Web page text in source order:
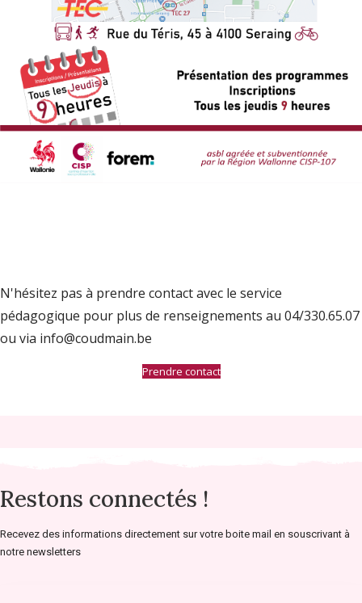
N'hésitez pas à prendre contact avec le service
pédagogique pour plus de renseignements au 04/330.65.07
ou via info@coudmain.be
Prendre contact
Restons connectés !
Recevez des informations directement sur votre boite mail en souscrivant à
notre newsletters